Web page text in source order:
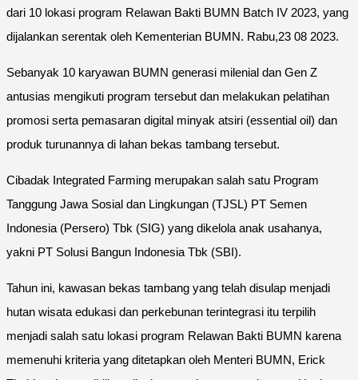
dari 10 lokasi program Relawan Bakti BUMN Batch IV 2023, yang
dijalankan serentak oleh Kementerian BUMN. Rabu,23 08 2023.
Sebanyak 10 karyawan BUMN generasi milenial dan Gen Z
antusias mengikuti program tersebut dan melakukan pelatihan
promosi serta pemasaran digital minyak atsiri (essential oil) dan
produk turunannya di lahan bekas tambang tersebut.
Cibadak Integrated Farming merupakan salah satu Program
Tanggung Jawa Sosial dan Lingkungan (TJSL) PT Semen
Indonesia (Persero) Tbk (SIG) yang dikelola anak usahanya,
yakni PT Solusi Bangun Indonesia Tbk (SBI).
Tahun ini, kawasan bekas tambang yang telah disulap menjadi
hutan wisata edukasi dan perkebunan terintegrasi itu terpilih
menjadi salah satu lokasi program Relawan Bakti BUMN karena
memenuhi kriteria yang ditetapkan oleh Menteri BUMN, Erick